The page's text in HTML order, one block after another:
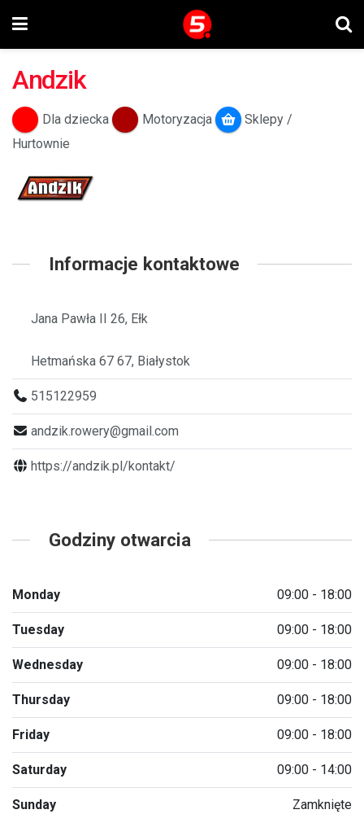
Andzik
Dla dziecka Motoryzacja
Sklepy /
Hurtownie
Informacje kontaktowe
Jana Pawła II 26, Ełk
Hetmańska 67 67, Białystok
515122959
andzik.rowery@gmail.com
https://andzik.pl/kontakt/
Godziny otwarcia
Monday 09:00 - 18:00
Tuesday 09:00 - 18:00
Wednesday 09:00 - 18:00
Thursday 09:00 - 18:00
Friday 09:00 - 18:00
Saturday 09:00 - 14:00
Sunday Zamknięte